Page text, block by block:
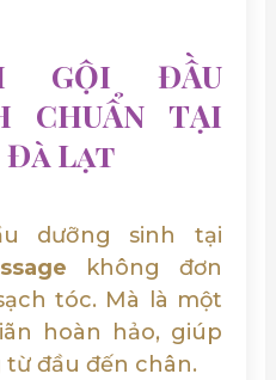
GỘI ĐẦU
CHUẨN TẠI
Đà Lạt
dưỡng sinh tại
không đơn
tóc. Mà là một
hoàn hảo, giúp
từ đầu đến chân.